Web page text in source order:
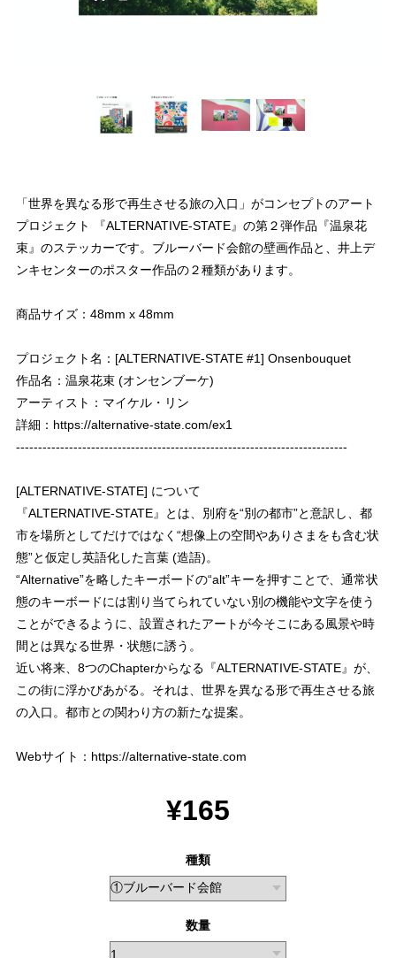
「世界を異なる形で再生させる旅の入口」がコンセプトのアート
プロジェクト 『ALTERNATIVE-STATE』の第２弾作品『温泉花
束』のステッカーです。ブルーバード会館の壁画作品と、井上デ
ンキセンターのポスター作品の２種類があります。
商品サイズ：48mm x 48mm
プロジェクト名：[ALTERNATIVE-STATE #1] Onsenbouquet
作品名：温泉花束 (オンセンブーケ)
アーティスト：マイケル・リン
詳細： https://alternative-state.com/ex1
---------------------------------------------------------------------------
[ALTERNATIVE-STATE] について
『ALTERNATIVE-STATE』とは、別府を“別の都市”と意訳し、都
市を場所としてだけではなく“想像上の空間やありさまをも含む状
態”と仮定し英語化した言葉 (造語)。
“Alternative”を略したキーボードの“alt”キーを押すことで、通常状
態のキーボードには割り当てられていない別の機能や文字を使う
ことができるように、設置されたアートが今そこにある風景や時
間とは異なる世界・状態に誘う。
近い将来、8つのChapterからなる『ALTERNATIVE-STATE』が、
この街に浮かびあがる。それは、世界を異なる形で再生させる旅
の入口。都市との関わり方の新たな提案。
Webサイト： https://alternative-state.com
¥165
種類
数量